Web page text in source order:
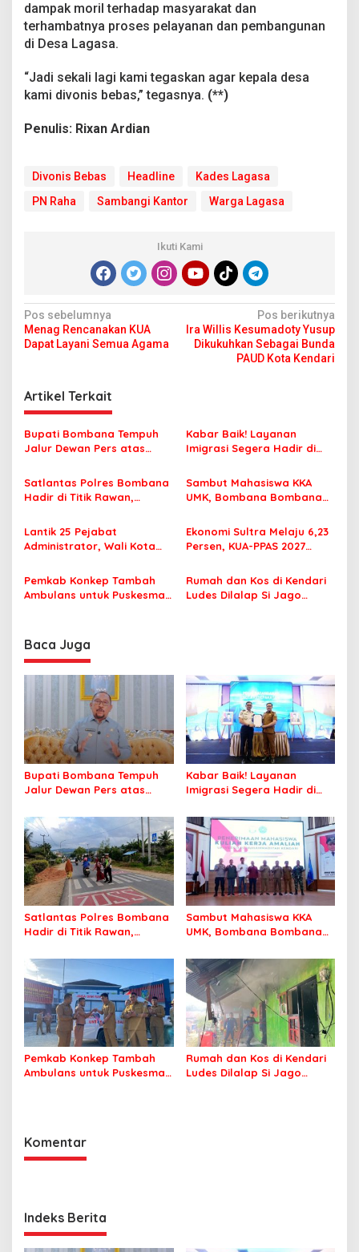
a
h
dampak moril terhadap masyarakat dan
terhambatnya proses pelayanan dan pembangunan
di Desa Lagasa.
“Jadi sekali lagi kami tegaskan agar kepala desa
kami divonis bebas,” tegasnya. (**)
Penulis: Rixan Ardian
Divonis Bebas Headline
Kades Lagasa
PN Raha
Sambangi Kantor Warga Lagasa
Ikuti Kami
N
a
i
g
a
s
i
p
s
Pos sebelumnya
Menag Rencanakan KUA
Dapat Layani Semua Agama
Pos berikutnya
Ira Willis Kesumadoty Yusup
Dikukuhkan Sebagai Bunda
PAUD Kota Kendari
Artikel Terkait
Bupati Bombana Tempuh
Jalur Dewan Pers atas
Korupsi Jembatan Cirauci II
Kabar Baik! Layanan
Imigrasi Segera Hadir di
Perlu Lagi ke Kendari
Satlantas Polres Bombana
Hadir di Titik Rawan,
Sekolah dengan Aman
Sambut Mahasiswa KKA
UMK, Bombana Bombana
Sasaran
Lantik 25 Pejabat
Administrator, Wali Kota
Berintegritas dan
Profesional Layani
Ekonomi Sultra Melaju 6,23
Persen, KUA-PPAS 2027
Pemkab Konkep Tambah
Ambulans untuk Puskesmas
Rumah dan Kos di Kendari
Ludes Dilalap Si Jago
Baca Juga
Bupati Bombana Tempuh
Jalur Dewan Pers atas
Korupsi Jembatan Cirauci II
Kabar Baik! Layanan
Imigrasi Segera Hadir di
Perlu Lagi ke Kendari
Satlantas Polres Bombana
Hadir di Titik Rawan,
Sekolah dengan Aman
Sambut Mahasiswa KKA
UMK, Bombana Bombana
Sasaran
Pemkab Konkep Tambah
Ambulans untuk Puskesmas
Rumah dan Kos di Kendari
Ludes Dilalap Si Jago
Komentar
Indeks Berita